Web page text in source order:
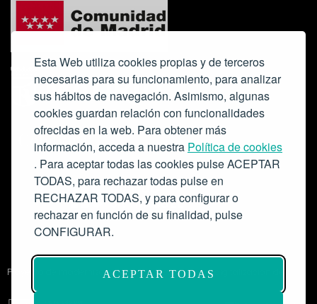
Esta Web utiliza cookies propias y de terceros
necesarias para su funcionamiento, para analizar
sus hábitos de navegación. Asimismo, algunas
cookies guardan relación con funcionalidades
ofrecidas en la web. Para obtener más
información, acceda a nuestra Política de cookies
. Para aceptar todas las cookies pulse ACEPTAR
TODAS, para rechazar todas pulse en
RECHAZAR TODAS, y para configurar o
rechazar en función de su finalidad, pulse
CONFIGURAR.
ACEPTAR TODAS
Colabora:
Proyecto de modernización de infraestructuras y digitalización del
Salón de Actos del Ateneo de Madrid como espacio escénico-musical.